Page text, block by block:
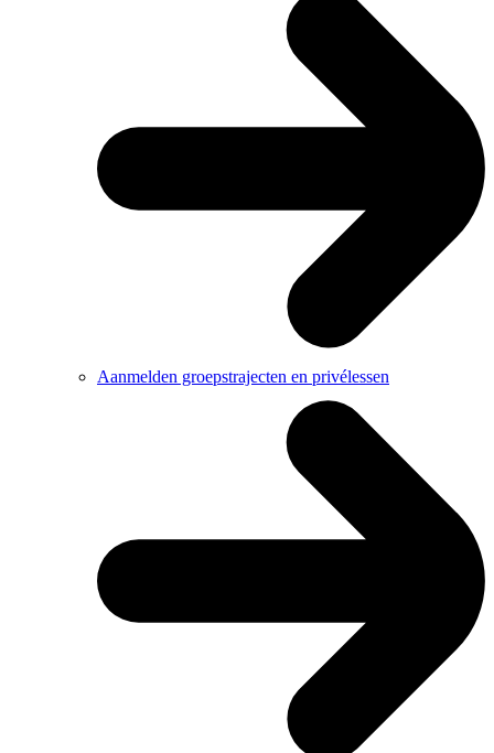
Aanmelden groepstrajecten en privélessen